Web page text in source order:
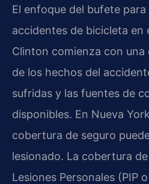
El enfoque del bufete
accidentes de bicicleta en
Clinton comienza con una
de los hechos del
sufridas y las fuentes de
disponibles. En Nueva
cobertura de seguro
lesionado. La cobertura
Lesiones Personales (PIP